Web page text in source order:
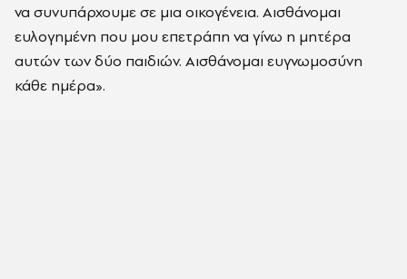
να συνυπάρχουμε σε μια οικογένεια. Αισθάνομαι
ευλογημένη που μου επετράπη να γίνω η μητέρα
αυτών των δύο παιδιών. Αισθάνομαι ευγνωμοσύνη
κάθε ημέρα».